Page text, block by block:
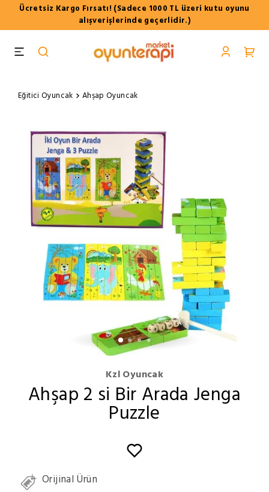
Ücretsiz Kargo Fırsatı! (Sadece 1000 TL üzeri kutu oyunu
alışverişlerinde geçerlidir.)
Eğitici Oyuncak Ahşap Oyuncak
Kzl Oyuncak
Ahşap 2 si Bir Arada Jenga
Puzzle
Orijinal Ürün